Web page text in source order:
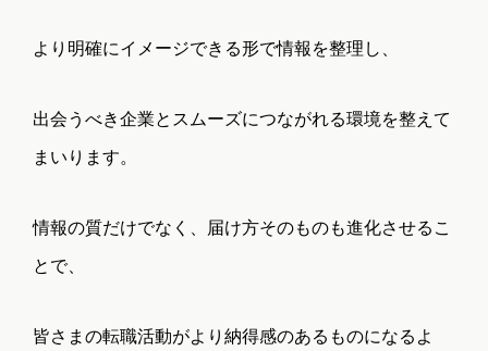
より明確にイメージできる形で情報を整理し、
出会うべき企業とスムーズにつながれる環境を整えて
まいります。
情報の質だけでなく、届け方そのものも進化させるこ
とで、
皆さまの転職活動がより納得感のあるものになるよ